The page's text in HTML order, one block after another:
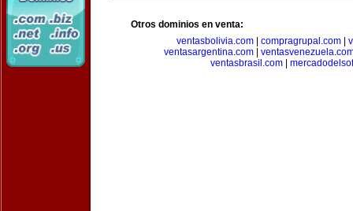
Otros dominios en venta:
ventasbolivia.com
compragrupal.com
ventasargentina.com|
ventasbrasil.com